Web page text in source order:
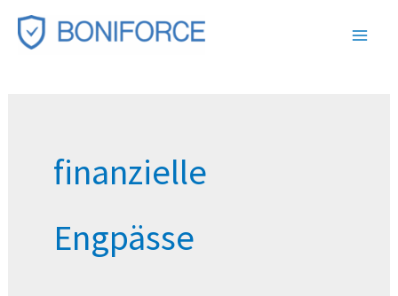
Zum
Inhalt
finanzielle
Engpässe